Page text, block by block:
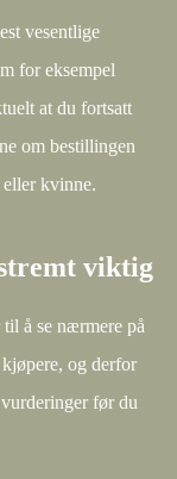
vesentlige
for eksempel
at du fortsatt
om bestillingen
eller kvinne.
viktig
å se nærmere på
og derfor
før du